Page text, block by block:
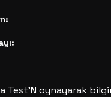
Test'N oynayarak